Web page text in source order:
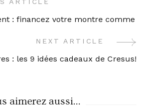
: financez votre montre comme
NEXT ARTICLE
: les 9 idées cadeaux de Cresus!
aimerez aussi...